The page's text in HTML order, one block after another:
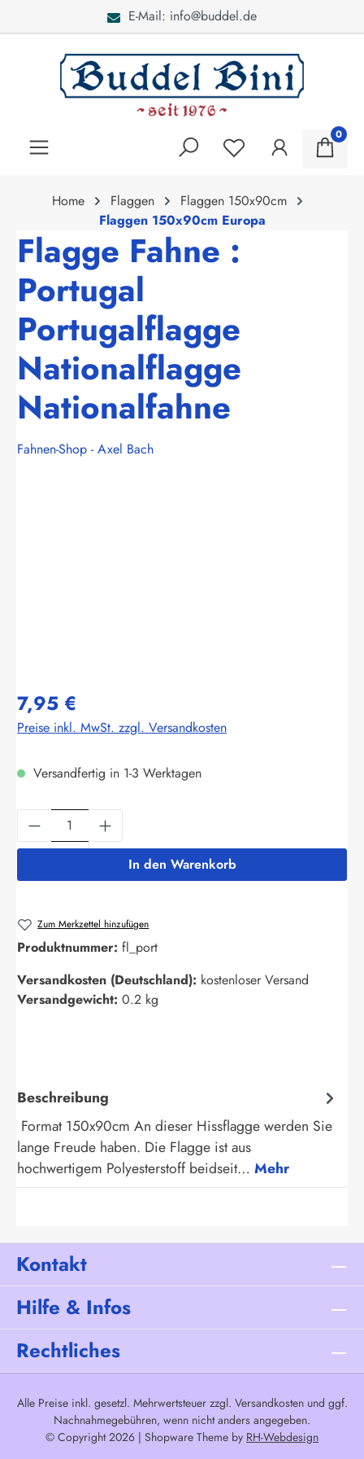
E-Mail: info@buddel.de
0
Home Flaggen
Flaggen 150x90cm
Flaggen 150x90cm Europa
Flagge Fahne :
Portugal
Portugalflagge
Nationalflagge
Nationalfahne
Fahnen-Shop - Axel Bach
7,95 €
Preise inkl. MwSt. zzgl. Versandkosten
Versandfertig in 1-3 Werktagen
Produkt Anzahl: Gib den gewünschten
In den Warenkorb
Zum Merkzettel hinzufügen
Produktnummer: fl_port
Versandkosten (Deutschland): kostenloser Versand
Versandgewicht: 0.2 kg
Beschreibung
Format 150x90cm An dieser Hissflagge werden Sie
lange Freude haben. Die Flagge ist aus
hochwertigem Polyesterstoff beidseit… Mehr
Kontakt
Hilfe & Infos
Rechtliches
Alle Preise inkl. gesetzl. Mehrwertsteuer zzgl. Versandkostenund ggf.
Nachnahmegebühren, wenn nicht anders angegeben.
© Copyright 2026 | Shopware Theme by RH-Webdesign